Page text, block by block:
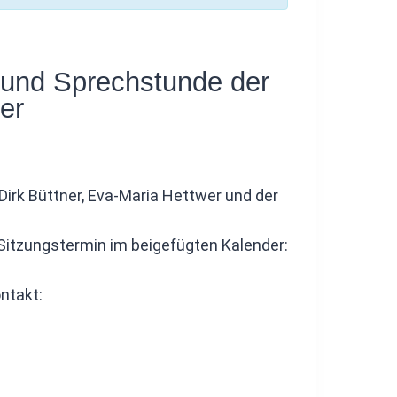
Sprechstunde der
Büttner, Eva-Maria Hettwer und der
im beigefügten Kalender: